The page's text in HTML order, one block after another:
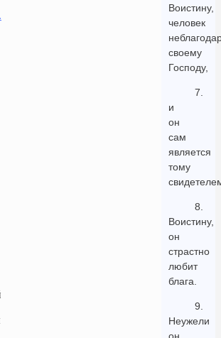
Воистину,
человек
своему
Господу,
7.
и
он
сам
является
тому
8.
Воистину,
он
страстно
любит
блага.
9.
Неужели